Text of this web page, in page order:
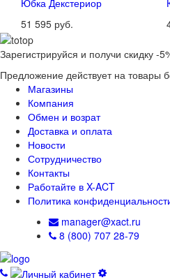
Юбка Декстериор
51 595 руб.
Зарегистрируйся и получи скидку -
Предложение действует на товары
Магазины
Компания
Обмен и возрат
Доставка и оплата
Новости
Сотрудничество
Контакты
Работайте в X-ACT
Политика
manager@xact.ru
8 (800) 707 28-79